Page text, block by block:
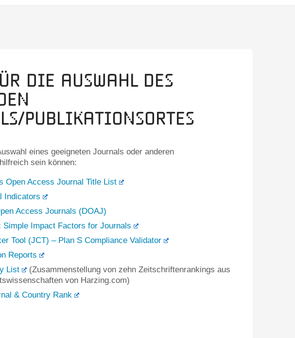
die Auswahl des
Publikationsortes
eines geeigneten Journals oder anderen
sein können:
Open Access Journal Title List
Indicators
Access Journals (DOAJ)
Simple Impact Factors for Journals
Tool (JCT) – Plan S Compliance Validator
Reports
List
(Zusammenstellung von zehn Zeitschriftenrankings aus
von Harzing.com)
& Country Rank